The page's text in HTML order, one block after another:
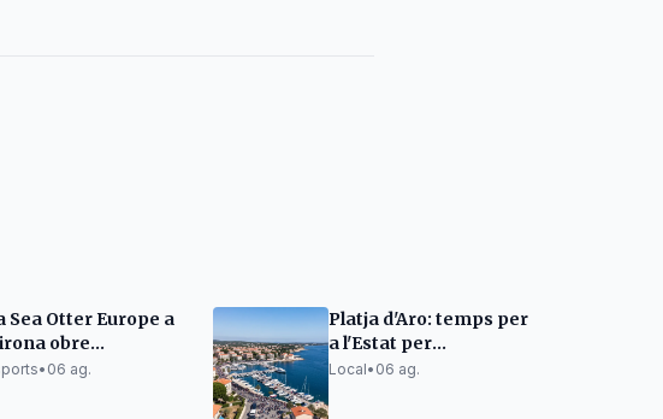
Sea Otter Europe a
obre
per a la
• 06 ag.
Platja d'Aro: temps per
a l'Estat per
desafectar 850
Local• 06 ag.